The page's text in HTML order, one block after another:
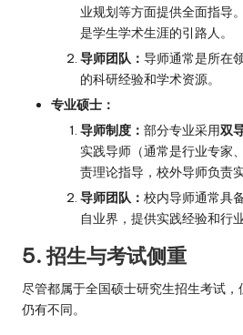
业规划等方面提供全面指导
是学生学术生涯的引路人。
导师团队： 导师通常是所在
的科研经验和学术资源。
专业硕士：
导师制度： 部分专业采用双
实践导师（通常是行业专家
责理论指导，校外导师负责
导师团队： 校内导师通常具
自业界，提供实践经验和行业
5. 招生与考试侧重
尽管都属于全国硕士研究生招生考试
仍有不同。